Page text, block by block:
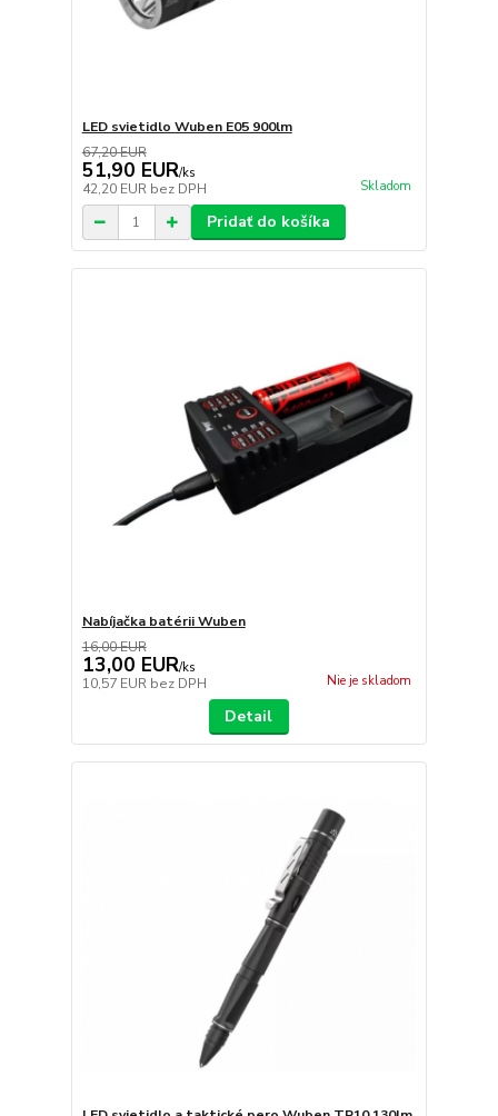
LED svietidlo Wuben E05 900lm
67,20 EUR
51,90 EUR/ks
42,20 EUR bez DPH Skladom
Pridať do košíka
Nabíjačka batérii Wuben
16,00 EUR
13,00 EUR/ks
10,57 EUR bez DPH Nie je skladom
Detail